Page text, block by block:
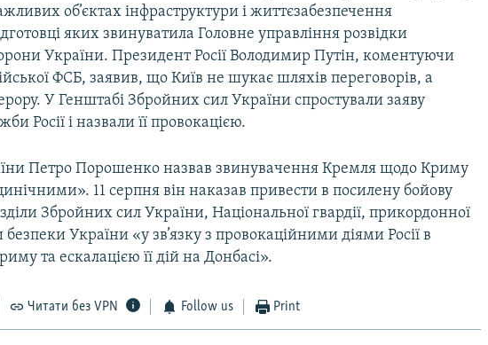
об’єктах інфраструктури і життєзабезпечення
яких звинуватила Головне управління розвідки
України. Президент Росії Володимир Путін, коментуючи
ФСБ, заявив, що Київ не шукає шляхів переговорів, а
У Генштабі Збройних сил України спростували заяву
Росії і назвали її провокацією.
Петро Порошенко назвав звинувачення Кремля щодо Криму
11 серпня він наказав привести в посилену бойову
Збройних сил України, Національної гвардії, прикордонної
України «у зв’язку з провокаційними діями Росії в
та ескалацією її дій на Донбасі».
Читати без VPN Follow us Print